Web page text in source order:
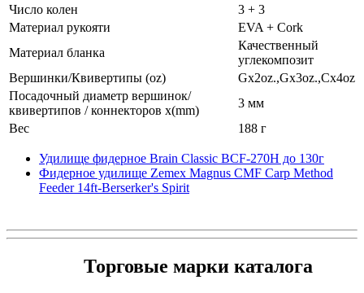
Число колен
3 + 3
Материал рукояти
EVA + Cork
Материал бланка
Качественный
углекомпозит
Вершинки/Квивертипы (oz)
Gх2oz.,Gх3oz.,Cх4oz
Посадочный диаметр вершинок/
квивертипов / коннекторов x(mm)
3 мм
Вес
188 г
Удилище фидерное Brain Classic BCF-270H до 130г
Фидерное удилище Zemex Magnus CMF Carp Method
Feeder 14ft-Berserker's Spirit
Торговые марки каталога